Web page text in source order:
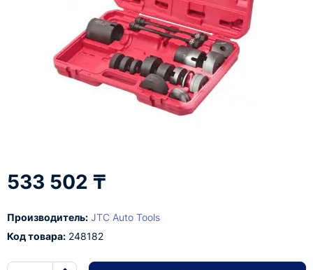
533 502 ₸
Производитель: JTC Auto Tools
Код товара: 248182